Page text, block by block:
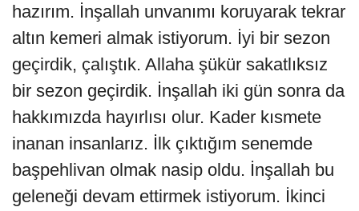
hazırım. İnşallah unvanımı koruyarak tekrar
altın kemeri almak istiyorum. İyi bir sezon
geçirdik, çalıştık. Allaha şükür sakatlıksız
bir sezon geçirdik. İnşallah iki gün sonra da
hakkımızda hayırlısı olur. Kader kısmete
inanan insanlarız. İlk çıktığım senemde
başpehlivan olmak nasip oldu. İnşallah bu
geleneği devam ettirmek istiyorum. İkinci